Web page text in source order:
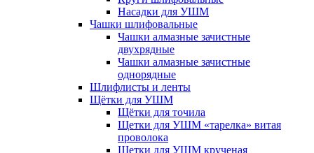
Насадки для УШМ
Чашки шлифовальные
Чашки алмазные зачистные
двухрядные
Чашки алмазные зачистные
однорядные
Шлифлисты и ленты
Щётки для УШМ
Щётки для точила
Щетки для УШМ «тарелка» витая
проволока
Щетки для УШМ крученая